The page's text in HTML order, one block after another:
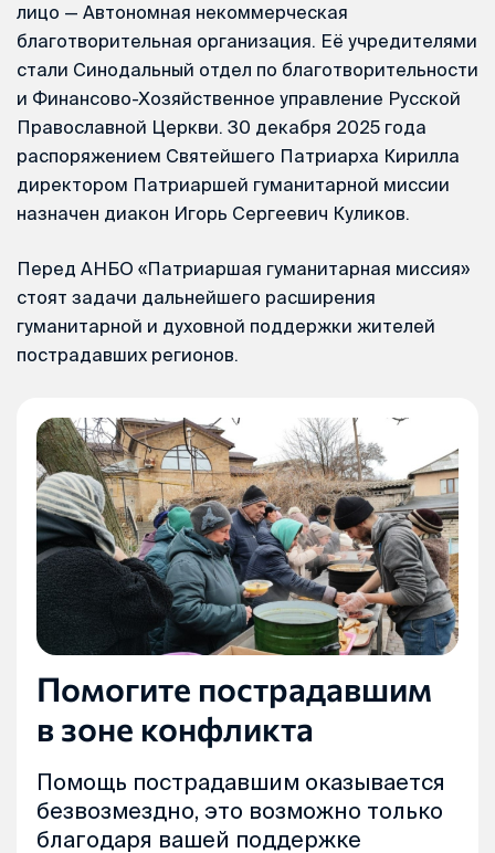
лицо — Автономная некоммерческая
благотворительная организация. Её учредителями
стали Синодальный отдел по благотворительности
и Финансово-Хозяйственное управление Русской
Православной Церкви. 30 декабря 2025 года
распоряжением Святейшего Патриарха Кирилла
директором Патриаршей гуманитарной миссии
назначен диакон Игорь Сергеевич Куликов.
Перед АНБО «Патриаршая гуманитарная миссия»
стоят задачи дальнейшего расширения
гуманитарной и духовной поддержки жителей
пострадавших регионов.
Помогите пострадавшим
в зоне конфликта
Помощь пострадавшим оказывается
безвозмездно, это возможно только
благодаря вашей поддержке